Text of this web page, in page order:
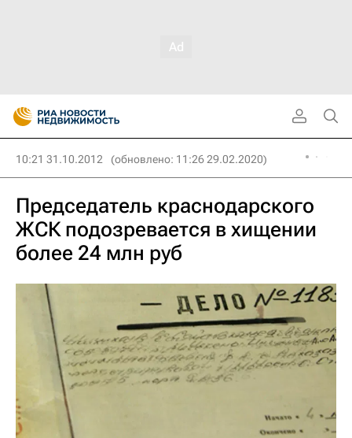
10:21 31.10.2012 (обновлено: 11:26 29.02.2020)
Председатель краснодарского
ЖСК подозревается в хищении
более 24 млн руб